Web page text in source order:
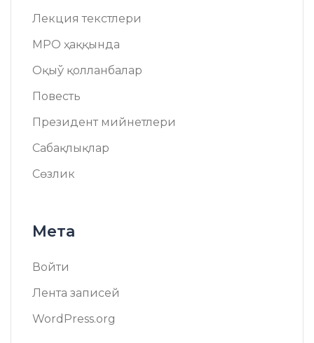
Лекция текстлери
МРО ҳаққында
Оқыў қолланбалар
Повесть
Президент мийнетлери
Сабақлықлар
Сөзлик
Мета
Войти
Лента записей
WordPress.org